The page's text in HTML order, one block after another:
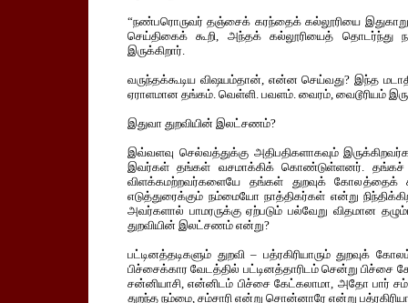
“நண்பரொருவர் தஞ்சைக் கரந்தைக் கல்லூரியை
செய்திகைக் கூறி, அந்தக் கல்லூரியைத் தொடர்ந்து
இருக்கிறார்.
வருந்தக்கூடிய விஷயம்தான், என்ன செய்வது? இந்த
ஏராளமான தங்கம். வெள்ளி. பவளம். வைரம், வைடூரியம்
இதுவா துறவியின் இலட்சணம்?
இவ்வளவு செல்வத்துக்கு அதிபதிகளாகவும்
இவர்கள் தங்கள் வசமாக்கிக் கொண்டுள்ளனர். தங்கச்
விளக்கமற்றவர்களையே தங்கள் துறவுக் கோலத்தைக்
எடுத்துரைக்கும் நம்மையோ நாத்திகர்கள் என்று
அவர்களால் பாமரருக்கு ஏற்படும் பல்வேறு விதமான
துறவியின் இலட்சணம் என்று?
பட்டினத்தடிகளும் துறவி – பத்ரகிரியாரும்
பிச்சைக்கார வேடத்தில் பட்டினத்தாரிடம் சென்று பிச்சை
சன்னியாசி, என்னிடம் பிச்சை கேட்கலாமா, அதோ பார்
துறந்த நம்மை, சம்சாரி என்று சொன்னாரே என்று